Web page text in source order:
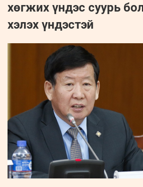
хөгжих үндэс суурь
хэлэх үндэстэй